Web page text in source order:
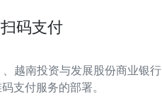
码支付
越南投资与发展股份商业银行
支付服务的部署。